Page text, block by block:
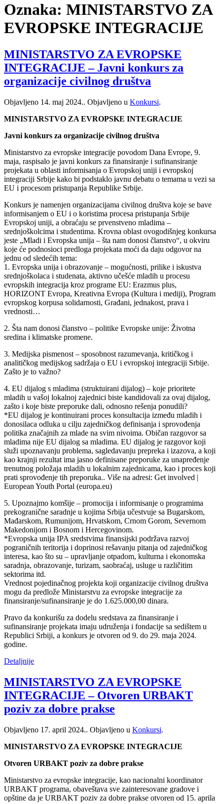
Oznaka: MINISTARSTVO ZA
EVROPSKE INTEGRACIJE
MINISTARSTVO ZA EVROPSKE
INTEGRACIJE – Javni konkurs za
organizacije civilnog društva
Objavljeno 14. maj 2024.. Objavljeno u Konkursi.
MINISTARSTVO ZA EVROPSKE INTEGRACIJE
Javni konkurs za organizacije civilnog društva
Ministarstvo za evropske integracije povodom Dana Evrope, 9.
maja, raspisalo je javni konkurs za finansiranje i sufinansiranje
projekata u oblasti informisanja o Evropskoj uniji i evropskoj
integraciji Srbije kako bi podstaklo javnu debatu o temama u vezi sa
EU i procesom pristupanja Republike Srbije.
Konkurs je namenjen organizacijama civilnog društva koje se bave
informisanjem o EU i o koristima procesa pristupanja Srbije
Evropskoj uniji, a obraćaju se prvenstveno mladima –
srednjoškolcima i studentima. Krovna oblast ovogodišnjeg konkursa
jeste „Mladi i Evropska unija – šta nam donosi članstvo“, u okviru
koje će podnosioci predloga projekata moći da daju odgovor na
jednu od sledećih tema:
1. Evropska unija i obrazovanje – mogućnosti, prilike i iskustva
srednjoškolaca i studenata, aktivno učešće mladih u procesu
evropskih integracija kroz programe EU: Erazmus plus,
HORIZONT Evropa, Kreativna Evropa (Kultura i mediji), Program
evropskog korpusa solidarnosti, Građani, jednakost, prava i
vrednosti…
2. Šta nam donosi članstvo – politike Evropske unije: Životna
sredina i klimatske promene.
3. Medijska pismenost – sposobnost razumevanja, kritičkog i
analitičkog medijskog sadržaja o EU i evropskoj integraciji Srbije.
Zašto je to važno?
4. EU dijalog s mladima (struktuirani dijalog) – koje prioritete
mladih u vašoj lokalnoj zajednici biste kandidovali za ovaj dijalog,
zašto i koje biste preporuke dali, odnosno rešenja ponudili?
*EU dijalog je kontinuirani proces konsultacija između mladih i
donosilaca odluka u cilju zajedničkog definisanja i sprovođenja
politika značajnih za mlade na svim nivoima. Običan razgovor sa
mladima nije EU dijalog sa mladima. EU dijalog je razgovor koji
služi upoznavanju problema, sagledavanju prepreka i izazova, a koji
kao krajnji rezultat ima jasno definisane preporuke za unapređenje
trenutnog položaja mladih u lokalnim zajednicama, kao i proces koji
prati sprovođenje tih preporuka.. Više na adresi: Get involved |
European Youth Portal (europa.eu)
5. Upoznajmo komšije – promocija i informisanje o programima
prekogranične saradnje u kojima Srbija učestvuje sa Bugarskom,
Mađarskom, Rumunijom, Hrvatskom, Crnom Gorom, Severnom
Makedonijom i Bosnom i Hercegovinom.
*Evropska unija IPA sredstvima finansijski podržava razvoj
pograničnih teritorija i doprinosi rešavanju pitanja od zajedničkog
interesa, kao što su – upravljanje otpadom, kulturna i ekonomska
saradnja, obrazovanje, turizam, saobraćaj, usluge u različitim
sektorima itd.
Vrednost pojedinačnog projekta koji organizacije civilnog društva
mogu da predlože Ministarstvu za evropske integracije za
finansiranje/sufinansiranje je do 1.625.000,00 dinara.
Pravo da konkurišu za dodelu sredstava za finansiranje i
sufinansiranje projekata imaju udruženja i fondacije sa sedištem u
Republici Srbiji, a konkurs je otvoren od 9. do 29. maja 2024.
godine.
Detaljnije
MINISTARSTVO ZA EVROPSKE
INTEGRACIJE – Otvoren URBAKT
poziv za dobre prakse
Objavljeno 17. april 2024.. Objavljeno u Konkursi.
MINISTARSTVO ZA EVROPSKE INTEGRACIJE
Otvoren URBAKT poziv za dobre prakse
Ministarstvo za evropske integracije, kao nacionalni koordinator
URBAKT programa, obaveštava sve zainteresovane gradove i
opštine da je URBAKT poziv za dobre prakse otvoren od 15. aprila